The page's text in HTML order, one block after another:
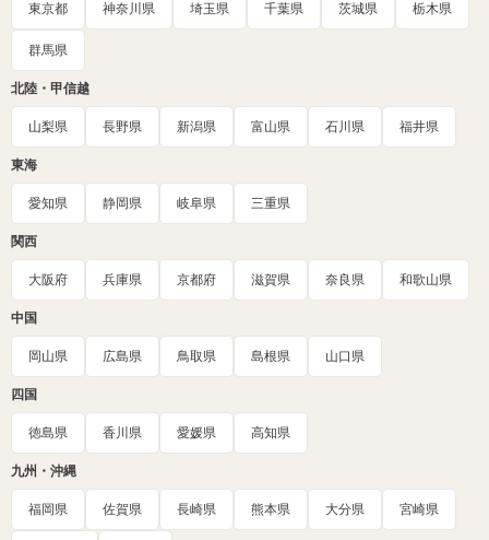
東京都 神奈川県 埼玉県 千葉県 茨城県 栃木県
群馬県
北陸・甲信越
山梨県 長野県 新潟県 富山県 石川県 福井県
東海
愛知県 静岡県 岐阜県 三重県
関西
大阪府 兵庫県 京都府 滋賀県 奈良県 和歌山県
中国
岡山県 広島県 鳥取県 島根県 山口県
四国
徳島県 香川県 愛媛県 高知県
九州・沖縄
福岡県 佐賀県 長崎県 熊本県 大分県 宮崎県